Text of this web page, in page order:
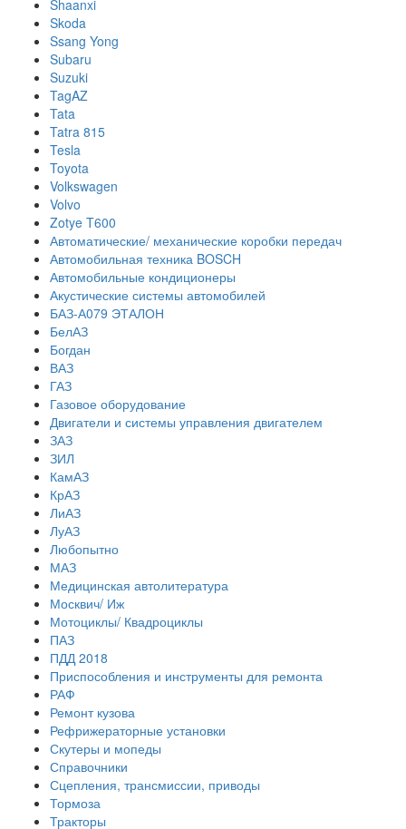
Shaanxi
Skoda
Ssang Yong
Subaru
Suzuki
TagAZ
Tata
Tatra 815
Tesla
Toyota
Volkswagen
Volvo
Zotye T600
Автоматические/ механические коробки передач
Автомобильная техника BOSCH
Автомобильные кондиционеры
Акустические системы автомобилей
БАЗ-А079 ЭТАЛОН
БелАЗ
Богдан
ВАЗ
ГАЗ
Газовое оборудование
Двигатели и системы управления двигателем
ЗАЗ
ЗИЛ
КамАЗ
КрАЗ
ЛиАЗ
ЛуАЗ
Любопытно
МАЗ
Медицинская автолитература
Москвич/ Иж
Мотоциклы/ Квадроциклы
ПАЗ
ПДД 2018
Приспособления и инструменты для ремонта
РАФ
Ремонт кузова
Рефрижераторные установки
Скутеры и мопеды
Справочники
Сцепления, трансмиссии, приводы
Тормоза
Тракторы